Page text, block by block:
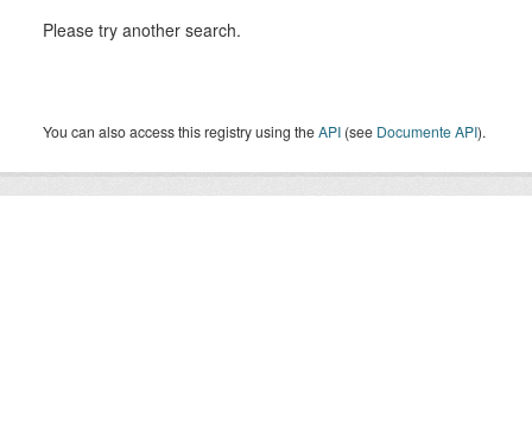
Please try another search.
You can also access this registry using theAPI (see Documente API).